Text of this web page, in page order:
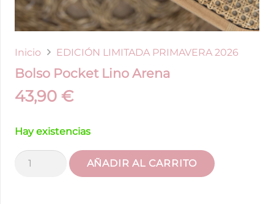
Inicio EDICIÓN LIMITADA PRIMAVERA 2026
Bolso Pocket Lino Arena
43,90 €
Hay existencias
Bolso
AÑADIR AL CARRITO